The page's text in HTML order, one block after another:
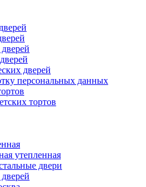
дверей
персональных данных
тортов
утепленная
двери